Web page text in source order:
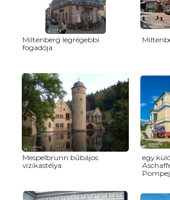
Miltenberg legrégebbi
fogadója
Mespelbrunn bűbájos
vízikastélya
egy